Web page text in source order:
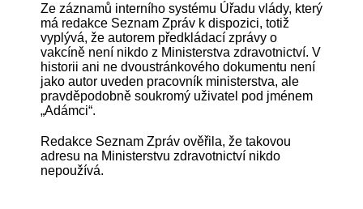
Ze záznamů interního systému Úřadu vlády, který
má redakce Seznam Zpráv k dispozici, totiž
vyplývá, že autorem předkládací zprávy o
vakcíně není nikdo z Ministerstva zdravotnictví. V
historii ani ne dvoustránkového dokumentu není
jako autor uveden pracovník ministerstva, ale
pravděpodobně soukromý uživatel pod jménem
„Adámci“.
Redakce Seznam Zpráv ověřila, že takovou
adresu na Ministerstvu zdravotnictví nikdo
nepoužívá.